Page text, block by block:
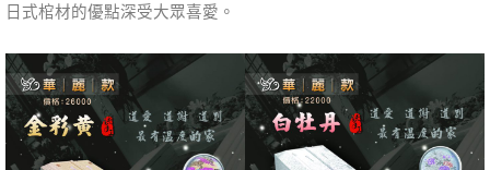
日式棺材的優點深受大眾喜愛。